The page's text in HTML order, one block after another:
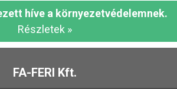
híve a környezetvédelemnek.
Részletek »
FA-FERI Kft.